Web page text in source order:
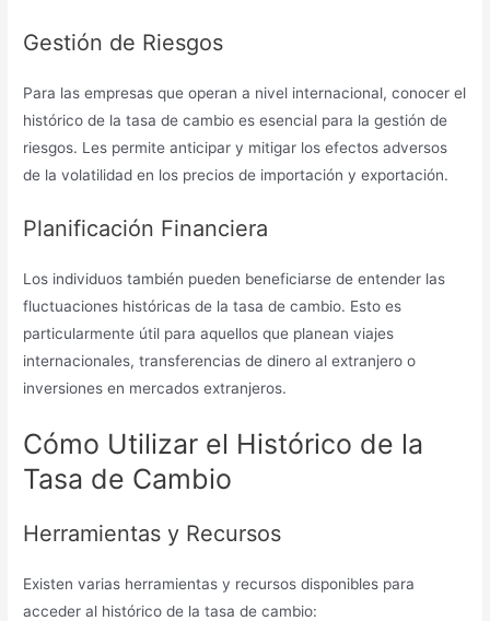
Gestión de Riesgos
Para las empresas que operan a nivel internacional, conocer el
histórico de la tasa de cambio es esencial para la gestión de
riesgos. Les permite anticipar y mitigar los efectos adversos
de la volatilidad en los precios de importación y exportación.
Planificación Financiera
Los individuos también pueden beneficiarse de entender las
fluctuaciones históricas de la tasa de cambio. Esto es
particularmente útil para aquellos que planean viajes
internacionales, transferencias de dinero al extranjero o
inversiones en mercados extranjeros.
Cómo Utilizar el Histórico de la
Tasa de Cambio
Herramientas y Recursos
Existen varias herramientas y recursos disponibles para
acceder al histórico de la tasa de cambio: